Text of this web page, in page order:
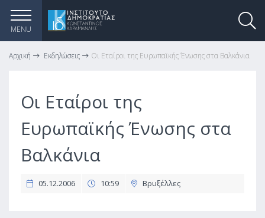
MENU
Αρχική Εκδηλώσεις Οι Εταίροι της Ευρωπαϊκής Ένωσης στα Βαλκάνια
Οι Εταίροι της
Ευρωπαϊκής Ένωσης στα
Βαλκάνια
05.12.2006 10:59 Βρυξέλλες